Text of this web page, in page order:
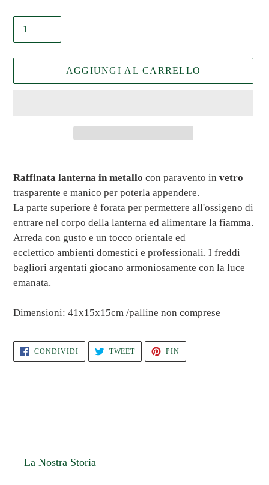
AGGIUNGI AL CARRELLO
del
prodotto
nel
carrello
Raffinata lanterna in metallo con paravento in vetro
trasparente e manico per poterla appendere.
La parte superiore è forata per permettere all'ossigeno di
entrare nel corpo della lanterna ed alimentare la fiamma.
Arreda con gusto e un tocco orientale ed
ecclettico ambienti domestici e professionali. I freddi
bagliori argentati giocano armoniosamente con la luce
emanata.
Dimensioni: 41x15x15cm /palline non comprese
CONDIVIDICONDIVIDI
SU
FACEBOOK
TWEETTWITTA
TWITTER
PIN
PINTEREST
La Nostra Storia